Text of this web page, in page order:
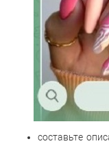
составьте